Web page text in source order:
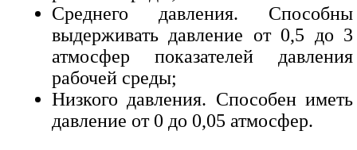
Среднего давления. Способны
выдерживать давление от 0,5 до 3
атмосфер показателей давления
рабочей среды;
Низкого давления. Способен иметь
давление от 0 до 0,05 атмосфер.